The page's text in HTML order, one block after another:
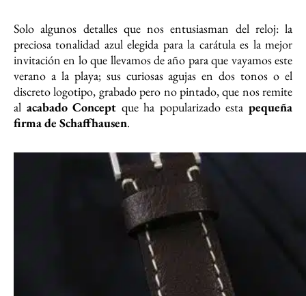
Solo algunos detalles que nos entusiasman del reloj: la
preciosa tonalidad azul elegida para la carátula es la mejor
invitación en lo que llevamos de año para que vayamos este
verano a la playa; sus curiosas agujas en dos tonos o el
discreto logotipo, grabado pero no pintado, que nos remite
al acabado Concept que ha popularizado estapequeña
firma de Schaffhausen.